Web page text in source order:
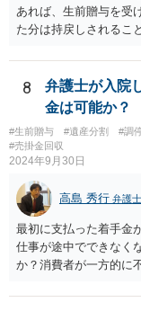
除条件 慈善団体への寄
を設定。 などがあり得
あれば、生前贈与を受
た分は持戻しされるこ
8
弁護士が入院
金は可能か？
#生前贈与 #遺産分割 #調
#売掛金回収
2024年9月30日
高島 秀行 弁護士
最初に支払った着手金
仕事が途中でできなく
か？消費者が一方的
務があると思います